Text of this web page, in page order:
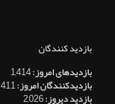
بازدید کنندگان
بازدیدهای امروز:1,414
بازدیدکنندگان امروز:411
بازدید دیروز:2,026